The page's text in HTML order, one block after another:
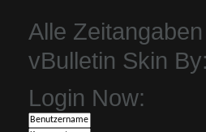
Alle
vBulletin Skin By:
Login Now: